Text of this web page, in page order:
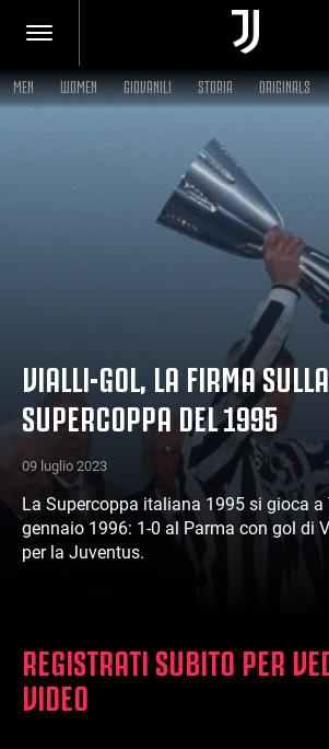
BIGLIETTI
SHOP
VIDEO
ALTRO
MEN WOMEN GIOVANILI STORIA ORIGINALS
VIALLI-GOL, LA FIRMA SULLA
SUPERCOPPA DEL 1995
09 luglio 2023
La Supercoppa italiana 1995 si gioca a
gennaio 1996: 1-0 al Parma con gol di
per la Juventus.
REGISTRATI SUBITO PER
VIDEO